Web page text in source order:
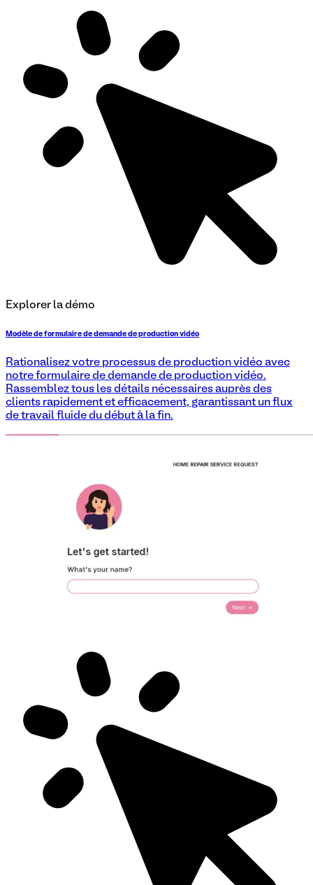
Explorer la démo
Modèle de formulaire de demande de production vidéo
Rationalisez votre processus de production vidéo avec
notre formulaire de demande de production vidéo.
Rassemblez tous les détails nécessaires auprès des
clients rapidement et efficacement, garantissant un flux
de travail fluide du début à la fin.